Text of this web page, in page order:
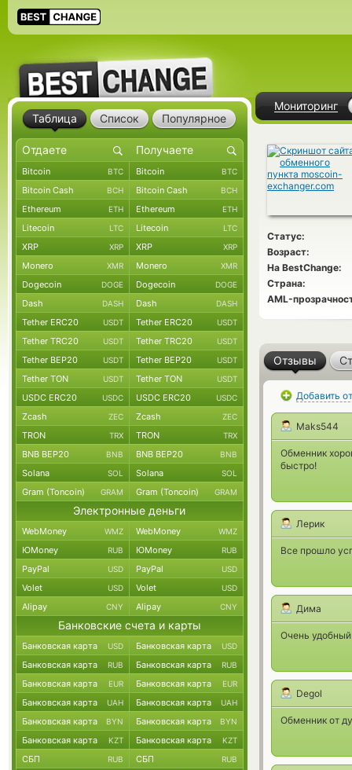
Мониторинг
Статус:
Возраст:
На BestChange:
Страна:
AML-
Отзывы
Добавить
Maks544
Обменник
быстро!
Лерик
Все прошло
Дима
Очень
Degol
Обменник от
Таблица Список Популярное
Bitcoin BTC Bitcoin BTC
Bitcoin Cash BCH Bitcoin Cash BCH
Ethereum ETH Ethereum ETH
Litecoin LTC Litecoin LTC
XRP XRP XRP XRP
Monero XMR Monero XMR
Dogecoin DOGE Dogecoin DOGE
Dash DASH Dash DASH
Tether ERC20 USDT Tether ERC20 USDT
Tether TRC20 USDT Tether TRC20 USDT
Tether BEP20 USDT Tether BEP20 USDT
Tether TON USDT Tether TON USDT
USDC ERC20 USDC USDC ERC20 USDC
Zcash ZEC Zcash ZEC
TRON TRX TRON TRX
BNB BEP20 BNB BNB BEP20 BNB
Solana SOL Solana SOL
Gram (Toncoin) GRAM Gram (Toncoin) GRAM
Электронные деньги
WebMoney WMZ WebMoney WMZ
ЮMoney RUB ЮMoney RUB
PayPal USD PayPal USD
Volet USD Volet USD
Alipay CNY Alipay CNY
Банковские счета и карты
Банковская карта USD Банковская карта USD
Банковская карта RUB Банковская карта RUB
Банковская карта EUR Банковская карта EUR
Банковская карта UAH Банковская карта UAH
Банковская карта BYN Банковская карта BYN
Банковская карта KZT Банковская карта KZT
СБП RUB СБП RUB